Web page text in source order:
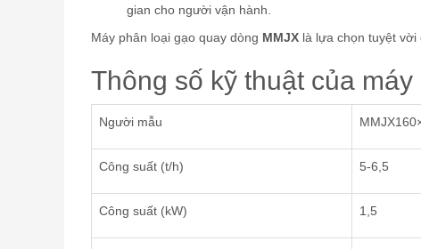
gian cho người vận hành.
Máy phân loại gạo quay dòng MMJX là lựa chọn tuyệt vời
Thông số kỹ thuật của
Người mẫu
Công suất (t/h) 5-6,5
Công suất (kW) 1,5